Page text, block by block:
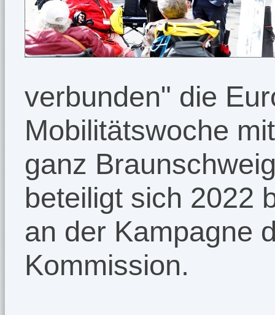
verbunden" die
Mobilitätswoche
ganz
beteiligt sich 2022
an der Kampagne
Kommission.